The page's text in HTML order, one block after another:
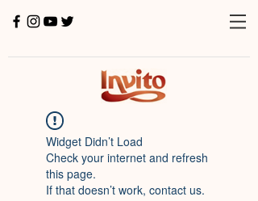
Widget Didn’t Load
Check your internet and refresh
this page.
If that doesn’t work, contact us.